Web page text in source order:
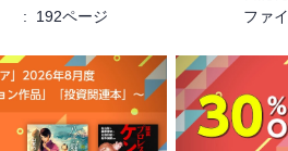
: 192ページ ファ